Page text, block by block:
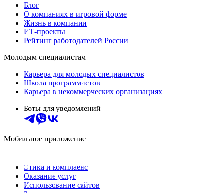
Блог
О компаниях в игровой форме
Жизнь в компании
ИТ-проекты
Рейтинг работодателей России
Молодым специалистам
Карьера для молодых специалистов
Школа программистов
Карьера в некоммерческих организациях
Боты для уведомлений
Мобильное приложение
Этика и комплаенс
Оказание услуг
Использование сайтов